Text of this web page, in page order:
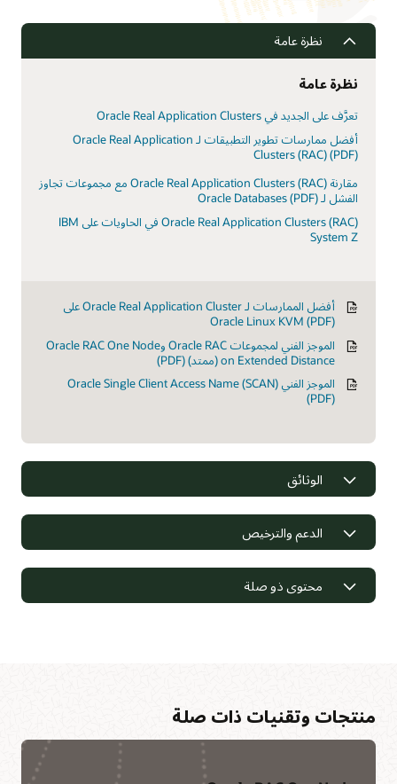
نظرة عامة
نظرة عامة
تعرَّف على الجديد في Oracle Real Application Clusters
أفضل ممارسات تطوير التطبيقات لـ Oracle Real Application
Clusters (RAC) (PDF)
مقارنة Oracle Real Application Clusters (RAC) مع مجموعات تجاوز
الفشل لـ Oracle Databases (PDF)
Oracle Real Application Clusters (RAC) في الحاويات على IBM
System Z
أفضل الممارسات لـ Oracle Real Application Cluster على
Oracle Linux KVM (PDF)
الموجز الفني لمجموعات Oracle RAC وOracle RAC One Node
on Extended Distance (ممتد) (PDF)
الموجز الفني Oracle Single Client Access Name (SCAN)
(PDF)
الوثائق
الدعم والترخيص
محتوى ذو صلة
منتجات وتقنيات ذات صلة